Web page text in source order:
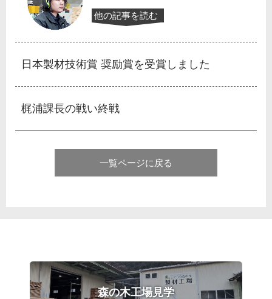
他の記事を読む
日本製材技術賞 奨励賞を受賞しました
梶浦課長の戦い終戦
一覧ページに戻る
森の木工場見学